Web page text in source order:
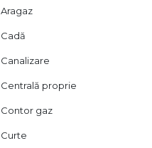
Aragaz
Cadă
Canalizare
Centrală proprie
Contor gaz
Curte